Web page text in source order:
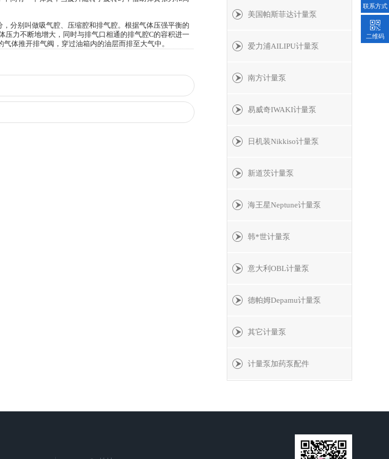
分别叫做吸气腔、压缩腔和排气腔。根据气体压强平衡的
力不断地增大，同时与排气口相通的排气腔C的容积进一
体推开排气阀，穿过油箱内的油层而排至大气中。
美国帕斯菲达计量泵
爱力浦AILIPU计量泵
南方计量泵
易威奇IWAKI计量泵
日机装Nikkiso计量泵
新道茨计量泵
海王星Neptune计量泵
韩*世计量泵
意大利OBL计量泵
德帕姆Depamu计量泵
其它计量泵
计量泵加药泵配件
联系方式
二维码